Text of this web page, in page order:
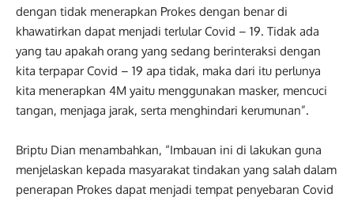
dengan tidak menerapkan Prokes dengan benar di
khawatirkan dapat menjadi terlular Covid – 19. Tidak ada
yang tau apakah orang yang sedang berinteraksi dengan
kita terpapar Covid – 19 apa tidak, maka dari itu perlunya
kita menerapkan 4M yaitu menggunakan masker, mencuci
tangan, menjaga jarak, serta menghindari kerumunan”.
Briptu Dian menambahkan, “Imbauan ini di lakukan guna
menjelaskan kepada masyarakat tindakan yang salah dalam
penerapan Prokes dapat menjadi tempat penyebaran Covid